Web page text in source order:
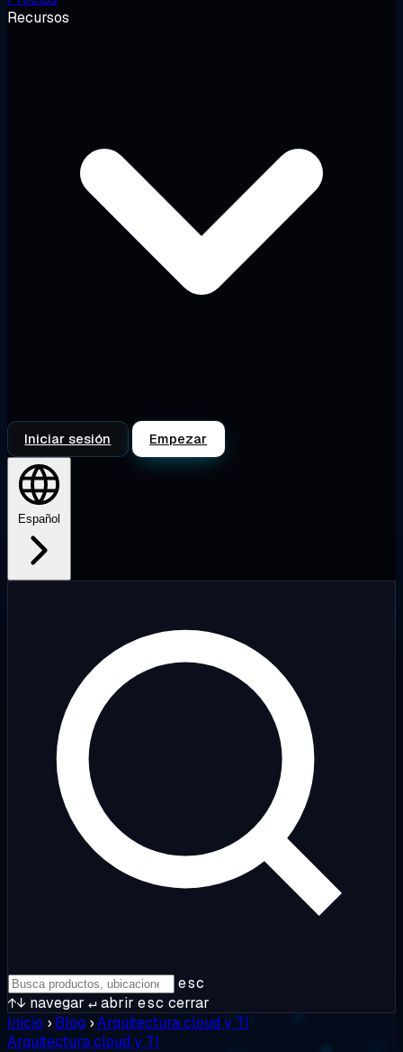
Recursos
Iniciar sesión Empezar
Español
esc
↑↓ navegar ↵abrir esc cerrar
Inicio › Blog ›Arquitectura cloud y TI
Arquitectura cloud y TI